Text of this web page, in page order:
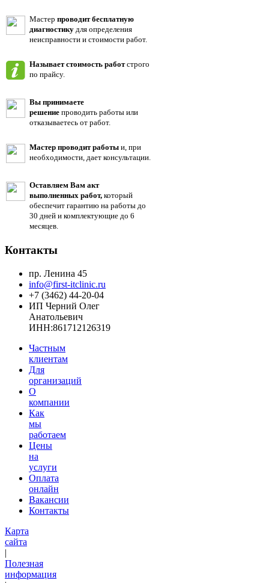
Мастер проводит бесплатную
диагностику для определения
неисправности и стоимости работ.
Называет стоимость работстрого
по прайсу.
Вы принимаете
решение проводить работы или
отказываетесь от работ.
Мастер проводит работы и, при
необходимости, дает консультации.
Оставляем Вам акт
выполненных работ, который
обеспечит гарантию на работы до
30 дней и комплектующие до 6
месяцев.
Контакты
пр. Ленина 45
info@first-itclinic.ru
+7 (3462) 44-20-04
ИП Черний Олег
Анатольевич
ИНН:861712126319
Частным
клиентам
Для
организаций
О
компании
Как
мы
работаем
Цены
на
услуги
Оплата
онлайн
Вакансии
Контакты
Карта
сайта
|
Полезная
информация